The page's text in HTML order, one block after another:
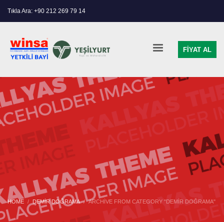
Tıkla Ara: +90 212 269 79 14
FİYAT AL
HOME DEMIR DOĞRAMA ARCHIVE FROM CATEGORY "DEMIR DOĞRAMA"